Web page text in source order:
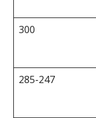
300
285-247